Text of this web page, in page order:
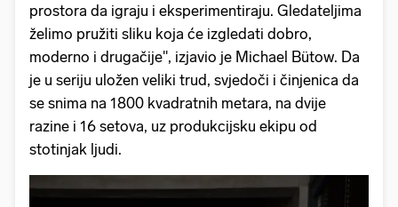
prostora da igraju i eksperimentiraju. Gledateljima
želimo pružiti sliku koja će izgledati dobro,
moderno i drugačije", izjavio je Michael Bütow. Da
je u seriju uložen veliki trud, svjedoči i činjenica da
se snima na 1800 kvadratnih metara, na dvije
razine i 16 setova, uz produkcijsku ekipu od
stotinjak ljudi.